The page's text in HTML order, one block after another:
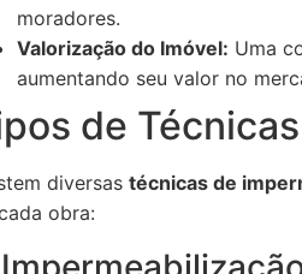
moradores.
Valorização do Imóvel: Uma
aumentando seu valor no
de
diversas técnicas de
obra: